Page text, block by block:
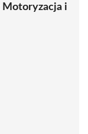
Motoryzacja i